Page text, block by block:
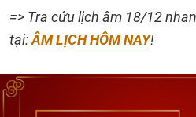
=> Tra cứu lịch âm 18/12
tại:ÂM LỊCH HÔM NAY!